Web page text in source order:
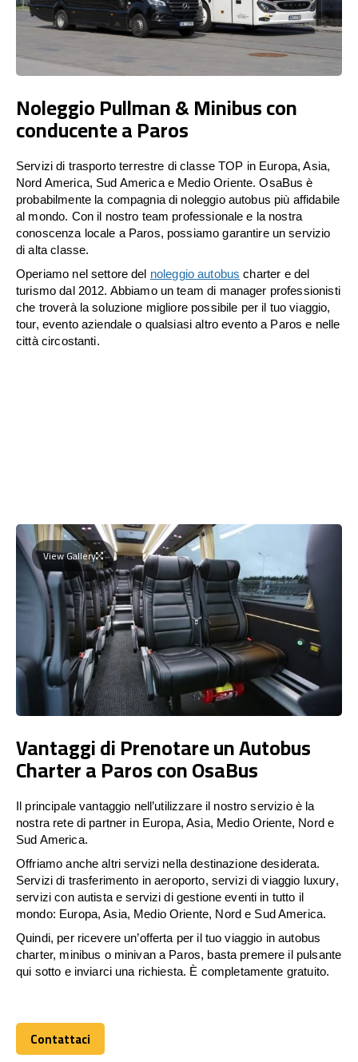
Noleggio Pullman & Minibus con
conducente a Paros
Servizi di trasporto terrestre di classe TOP in Europa, Asia,
Nord America, Sud America e Medio Oriente. OsaBus è
probabilmente la compagnia di noleggio autobus più affidabile
al mondo. Con il nostro team professionale e la nostra
conoscenza locale a Paros, possiamo garantire un servizio
di alta classe.
Operiamo nel settore del noleggio autobus charter e del
turismo dal 2012. Abbiamo un team di manager professionisti
che troverà la soluzione migliore possibile per il tuo viaggio,
tour, evento aziendale o qualsiasi altro evento a Paros e nelle
città circostanti.
View Gallery
Vantaggi di Prenotare un Autobus
Charter a Paros con OsaBus
Il principale vantaggio nell’utilizzare il nostro servizio è la
nostra rete di partner in Europa, Asia, Medio Oriente, Nord e
Sud America.
Offriamo anche altri servizi nella destinazione desiderata.
Servizi di trasferimento in aeroporto, servizi di viaggio luxury,
servizi con autista e servizi di gestione eventi in tutto il
mondo: Europa, Asia, Medio Oriente, Nord e Sud America.
Quindi, per ricevere un’offerta per il tuo viaggio in autobus
charter, minibus o minivan a Paros, basta premere il pulsante
qui sotto e inviarci una richiesta. È completamente gratuito.
Contattaci
Contattaci